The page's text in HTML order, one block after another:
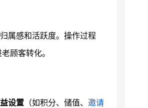
属感和活跃度。操作过程
顾客转化。
设置 （如积分、储值、 邀请